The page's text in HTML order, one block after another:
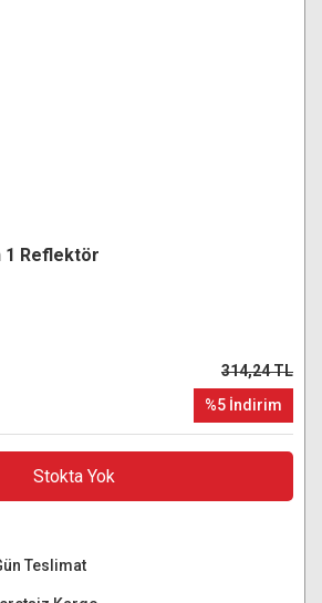
1 Reflektör
314,24 TL
%5 İndirim
Stokta Yok
Teslimat